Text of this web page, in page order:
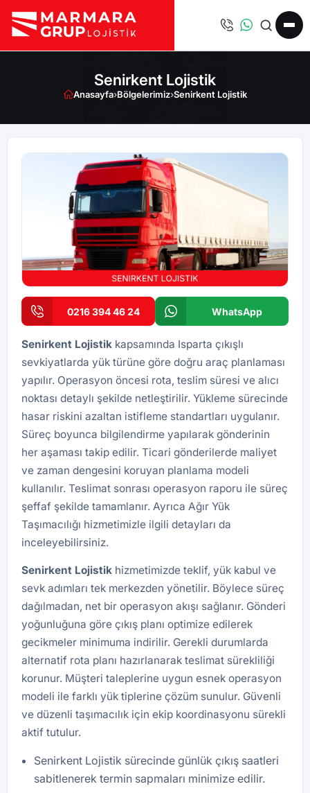
Senirkent Lojistik
Anasayfa›Bölgelerimiz›Senirkent Lojistik
0216 394 46 24 WhatsApp
Senirkent Lojistik kapsamında Isparta çıkışlı
sevkiyatlarda yük türüne göre doğru araç planlaması
yapılır. Operasyon öncesi rota, teslim süresi ve alıcı
noktası detaylı şekilde netleştirilir. Yükleme sürecinde
hasar riskini azaltan istifleme standartları uygulanır.
Süreç boyunca bilgilendirme yapılarak gönderinin
her aşaması takip edilir. Ticari gönderilerde maliyet
ve zaman dengesini koruyan planlama modeli
kullanılır. Teslimat sonrası operasyon raporu ile süreç
şeffaf şekilde tamamlanır. Ayrıca Ağır Yük
Taşımacılığı hizmetimizle ilgili detayları da
inceleyebilirsiniz.
Senirkent Lojistik hizmetimizde teklif, yük kabul ve
sevk adımları tek merkezden yönetilir. Böylece süreç
dağılmadan, net bir operasyon akışı sağlanır. Gönderi
yoğunluğuna göre çıkış planı optimize edilerek
gecikmeler minimuma indirilir. Gerekli durumlarda
alternatif rota planı hazırlanarak teslimat sürekliliği
korunur. Müşteri taleplerine uygun esnek operasyon
modeli ile farklı yük tiplerine çözüm sunulur. Güvenli
ve düzenli taşımacılık için ekip koordinasyonu sürekli
aktif tutulur.
Senirkent Lojistik sürecinde günlük çıkış saatleri
sabitlenerek termin sapmaları minimize edilir.